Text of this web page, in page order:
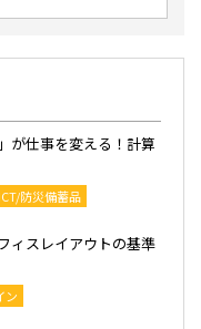
が仕事を変える！計算
防災備蓄品
ィスレイアウトの基準
ン